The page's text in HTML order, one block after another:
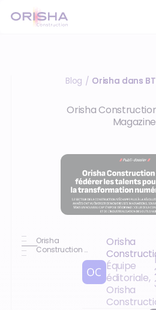
Blog / Orisha dans
Orisha
Magazine
Orisha
Construction x
Advae : fédérer
les talents pour
transformation
Orisha
Équipe
éditoriale,
Orisha